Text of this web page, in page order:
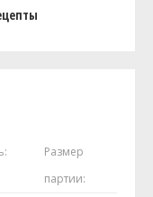
0.17 кг
Размер
партии: